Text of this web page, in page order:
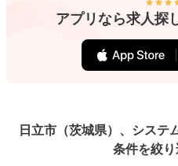
アプリなら求人探
日立市（茨城県）、システ
条件を絞